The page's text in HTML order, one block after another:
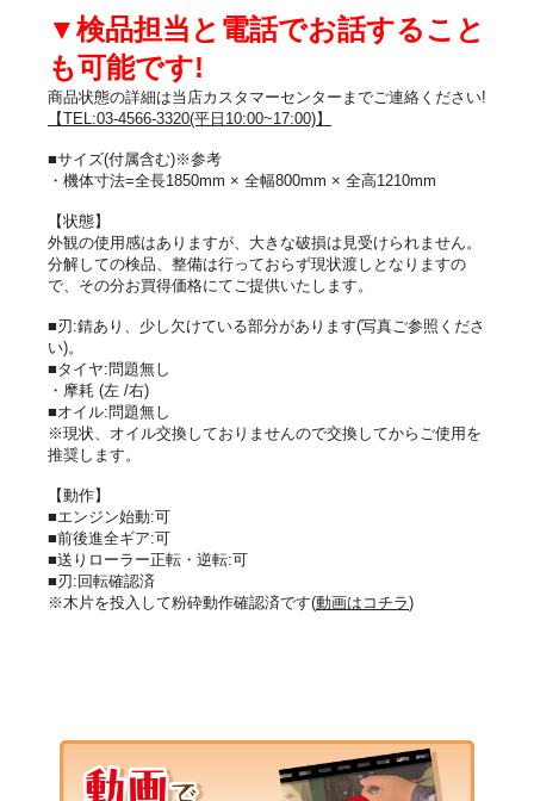
▼検品担当と電話でお話すること
も可能です!
商品状態の詳細は当店カスタマーセンターまでご連絡ください!
【TEL:03-4566-3320(平日10:00~17:00)】
■サイズ(付属含む)※参考
・機体寸法=全長1850mm × 全幅800mm × 全高1210mm
【状態】
外観の使用感はありますが、大きな破損は見受けられません。
分解しての検品、整備は行っておらず現状渡しとなりますの
で、その分お買得価格にてご提供いたします。
■刃:錆あり、少し欠けている部分があります(写真ご参照くださ
い)。
■タイヤ:問題無し
・摩耗 (左 /右)
■オイル:問題無し
※現状、オイル交換しておりませんので交換してからご使用を
推奨します。
【動作】
■エンジン始動:可
■前後進全ギア:可
■送りローラー正転・逆転:可
■刃:回転確認済
※木片を投入して粉砕動作確認済です(動画はコチラ)